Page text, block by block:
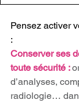
Pensez activer
:
Conserver ses
toute sécurité :
d’analyses,
radiologie…